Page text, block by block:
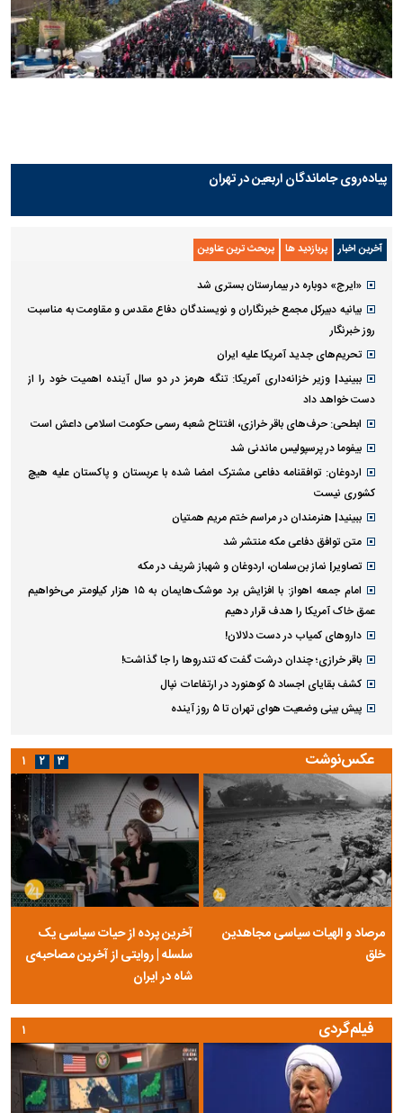
پیاده‌روی جاماندگان اربعین در تهران
آخرین اخبار پربازدید ها پربحث ترین عناوین
«ایرج» دوباره در بیمارستان بستری شد
بیانیه دبیرکل مجمع خبرنگاران و نویسندگان دفاع مقدس و مقاومت به مناسبت
روز خبرنگار
تحریم‌های جدید آمریکا علیه ایران
ببینید| وزیر خزانه‌داری آمریکا: تنگه هرمز در دو سال آینده اهمیت خود را از
دست خواهد داد
ابطحی: حرف‌های باقر خرازی، افتتاح شعبه رسمی حکومت اسلامی داعش است
بیفوما در پرسپولیس ماندنی شد
اردوغان: توافقنامه دفاعی مشترک امضا شده با عربستان و پاکستان علیه هیچ
کشوری نیست
ببینید| هنرمندان در مراسم ختم مریم همتیان
متن توافق دفاعی مکه منتشر شد
تصاویر| نماز بن‌سلمان، اردوغان و شهباز شریف در مکه
امام‌ جمعه اهواز: با افزایش برد موشک‌هایمان به ۱۵ هزار کیلومتر می‌خواهیم
عمق خاک آمریکا را هدف قرار دهیم
داروهای کمیاب در دست دلالان!
باقر خرازی؛ چندان درشت گفت که تندروها را جا گذاشت!
کشف بقایای اجساد ۵ کوهنورد در ارتفاعات نپال
پیش بینی وضعیت هوای تهران تا ۵ روز آینده
عکس‌نوشت
مرصاد و الهیات سیاسی مجاهدین
خلق
آخرین پرده از حیات سیاسی یک
سلسله | روایتی از آخرین مصاحبه‌ی
شاه در ایران
۱ ۲ ۳
فیلم‌گردی ۱